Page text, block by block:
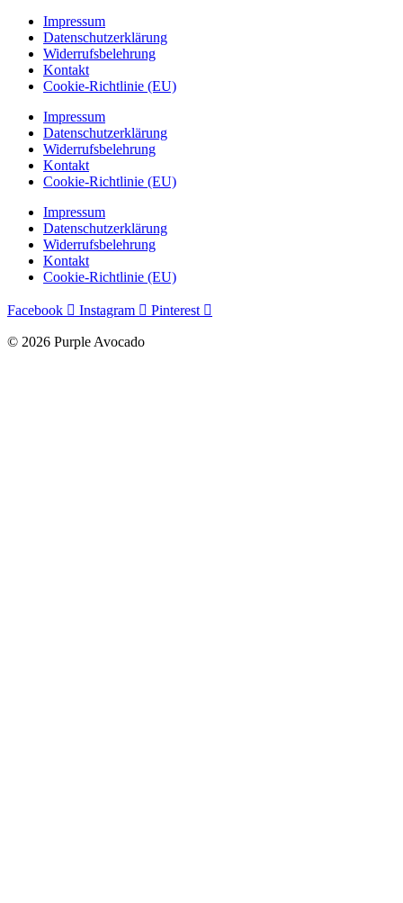
Impressum
Datenschutzerklärung
Widerrufsbelehrung
Kontakt
Cookie-Richtlinie (EU)
Impressum
Datenschutzerklärung
Widerrufsbelehrung
Kontakt
Cookie-Richtlinie (EU)
Impressum
Datenschutzerklärung
Widerrufsbelehrung
Kontakt
Cookie-Richtlinie (EU)
Facebook Instagram Pinterest
© 2026 Purple Avocado